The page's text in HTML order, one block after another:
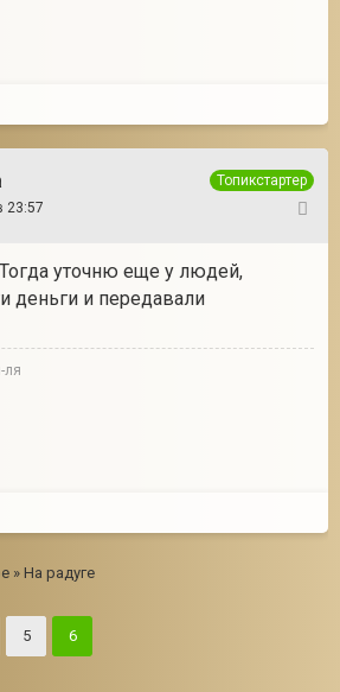
Топикстартер
23:57
уточню еще у людей,
деньги и передавали
ля
» На радуге
5 6